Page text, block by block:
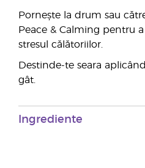
Pornește la drum sau
Peace & Calming pentru
stresul călătoriilor.
Destinde-te seara
gât.
Ingrediente